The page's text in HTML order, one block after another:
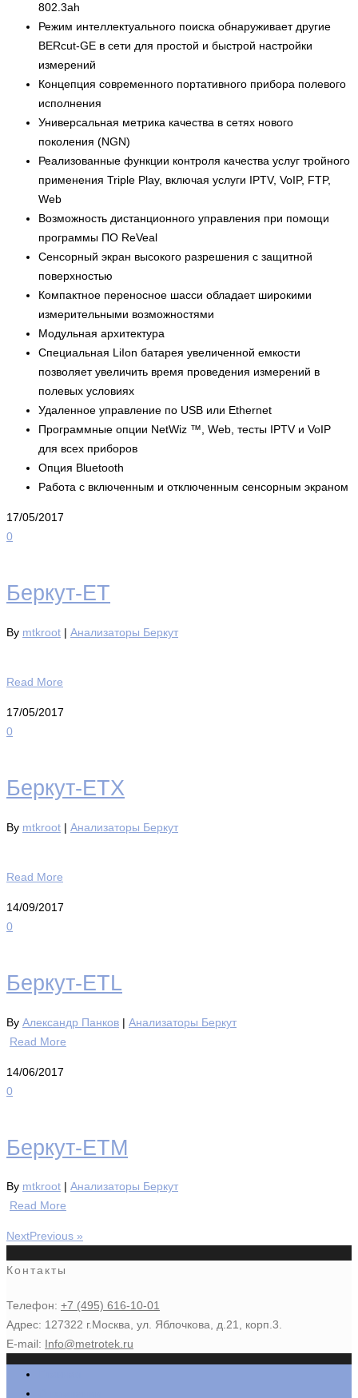
802.3ah
Режим интеллектуального поиска обнаруживает другие
BERcut-GE в сети для простой и быстрой настройки
измерений
Концепция современного портативного прибора полевого
исполнения
Универсальная метрика качества в сетях нового
поколения (NGN)
Реализованные функции контроля качества услуг тройного
применения Triple Play, включая услуги IPTV, VoIP, FTP,
Web
Возможность дистанционного управления при помощи
программы ПО ReVeal
Сенсорный экран высокого разрешения с защитной
поверхностью
Компактное переносное шасси обладает широкими
измерительными возможностями
Модульная архитектура
Специальная LiIon батарея увеличенной емкости
позволяет увеличить время проведения измерений в
полевых условиях
Удаленное управление по USB или Ethernet
Программные опции NetWiz ™, Web, тесты IPTV и VoIP
для всех приборов
Опция Bluetooth
Работа с включенным и отключенным сенсорным экраном
17/05/2017
0
Беркут-ЕТ
By mtkroot | Анализаторы Беркут
Read More
17/05/2017
0
Беркут-ЕТХ
By mtkroot | Анализаторы Беркут
Read More
14/09/2017
0
Беркут-ETL
By Александр Панков | Анализаторы Беркут
Read More
14/06/2017
0
Беркут‐ETМ
By mtkroot | Анализаторы Беркут
Read More
NextPrevious »
Контакты
Телефон: +7 (495) 616-10-01
Адрес: 127322 г.Москва, ул. Яблочкова, д.21, корп.3.
E-mail: Info@metrotek.ru